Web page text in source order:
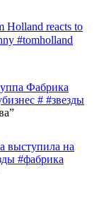
Holland reacts to
#tomholland
Фабрика
# #звезды
”
выступила на
#фабрика